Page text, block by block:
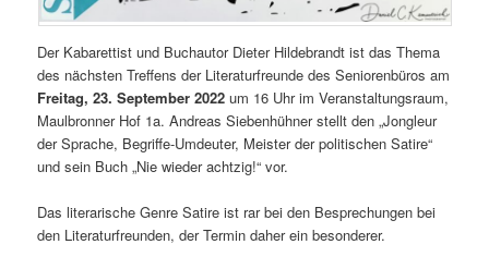
Der Kabarettist und Buchautor Dieter Hildebrandt ist das Thema
des nächsten Treffens der Literaturfreunde des Seniorenbüros am
Freitag, 23. September 2022um 16 Uhr im Veranstaltungsraum,
Maulbronner Hof 1a. Andreas Siebenhühner stellt den „Jongleur
der Sprache, Begriffe-Umdeuter, Meister der politischen Satire“
und sein Buch „Nie wieder achtzig!“ vor.
Das literarische Genre Satire ist rar bei den Besprechungen bei
den Literaturfreunden, der Termin daher ein besonderer.